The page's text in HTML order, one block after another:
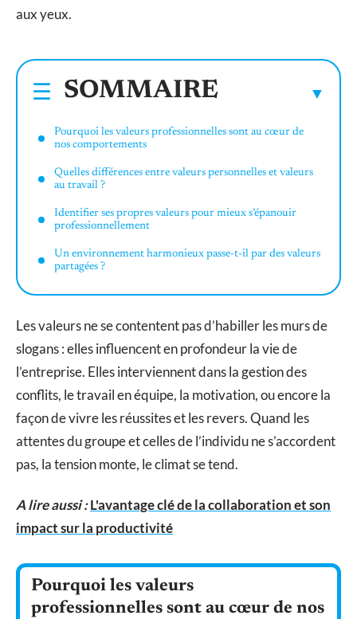
aux yeux.
SOMMAIRE
Pourquoi les valeurs professionnelles sont au cœur de
nos comportements
Quelles différences entre valeurs personnelles et valeurs
au travail ?
Identifier ses propres valeurs pour mieux s’épanouir
professionnellement
Un environnement harmonieux passe-t-il par des valeurs
partagées ?
Les valeurs ne se contentent pas d’habiller les murs de
slogans : elles influencent en profondeur la vie de
l’entreprise. Elles interviennent dans la gestion des
conflits, le travail en équipe, la motivation, ou encore la
façon de vivre les réussites et les revers. Quand les
attentes du groupe et celles de l’individu ne s’accordent
pas, la tension monte, le climat se tend.
A lire aussi :L'avantage clé de la collaboration et son
impact sur la productivité
Pourquoi les valeurs
professionnelles sont au cœur de nos